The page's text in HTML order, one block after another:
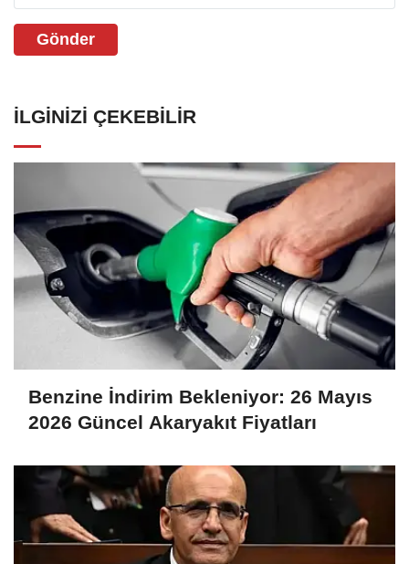
Gönder
İLGINIZI ÇEKEBILIR
Benzine İndirim Bekleniyor: 26 Mayıs
2026 Güncel Akaryakıt Fiyatları